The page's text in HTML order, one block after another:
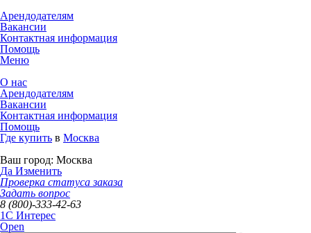
Арендодателям
Вакансии
Контактная информация
Помощь
Меню
О нас
Арендодателям
Вакансии
Контактная информация
Помощь
Где купить в Москва
Ваш город: Москва
Да Изменить
Проверка статуса заказа
Задать вопрос
8 (800)-333-42-63
1C Интерес
Open